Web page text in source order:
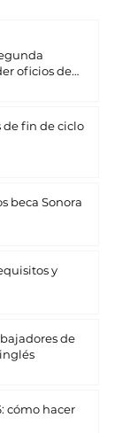
oficios de
de fin de ciclo
beca Sonora
y
de
cómo hacer